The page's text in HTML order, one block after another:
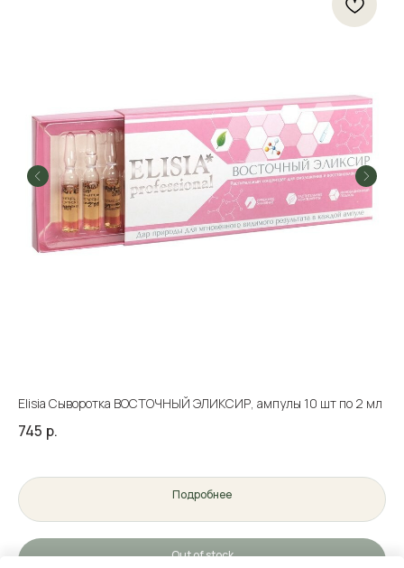
Elisia Сыворотка ВОСТОЧНЫЙ ЭЛИКСИР, ампулы 10 шт по 2 мл
745 р.
Подробнее
Out of stock